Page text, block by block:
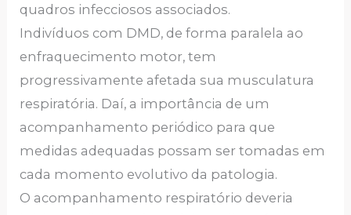
quadros infecciosos associados.
Indivíduos com DMD, de forma paralela ao
enfraquecimento motor, tem
progressivamente afetada sua musculatura
respiratória. Daí, a importância de um
acompanhamento periódico para que
medidas adequadas possam ser tomadas em
cada momento evolutivo da patologia.
O acompanhamento respiratório deveria